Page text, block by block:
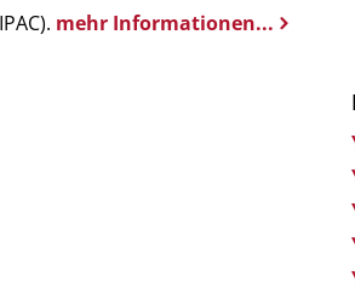
mehr Informationen...